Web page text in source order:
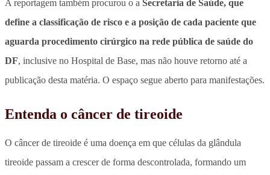
A reportagem também procurou o a Secretaria de Saúde, que
define a classificação de risco e a posição de cada paciente que
aguarda procedimento cirúrgico na rede pública de saúde do
DF, inclusive no Hospital de Base, mas não houve retorno até a
publicação desta matéria. O espaço segue aberto para manifestações.
Entenda o câncer de tireoide
O câncer de tireoide é uma doença em que células da glândula
tireoide passam a crescer de forma descontrolada, formando um